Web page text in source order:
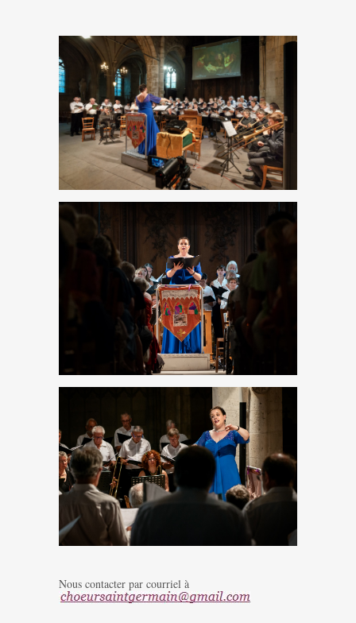
Nous contacter par courriel à